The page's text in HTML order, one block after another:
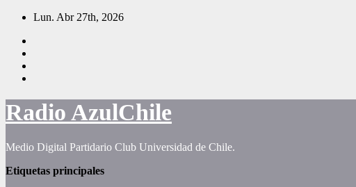
Saltar
contenido
Lun. Abr 27th, 2026
Radio AzulChile
Medio Digital Partidario Club Universidad de Chile.
Etiquetas principales